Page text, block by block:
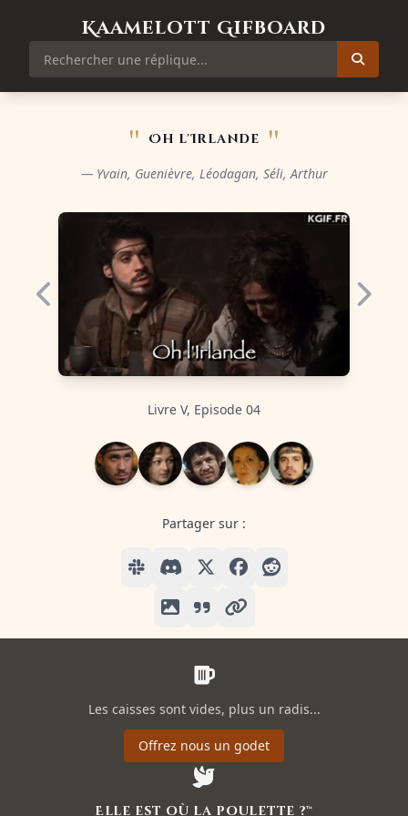
Kaamelott Gifboard
" Oh l'Irlande "
— Yvain, Guenièvre, Léodagan, Séli, Arthur
Livre V, Episode 04
Partager sur :
Les caisses sont vides, plus un radis...
Offrez nous un godet
Elle est où la poulette ?™